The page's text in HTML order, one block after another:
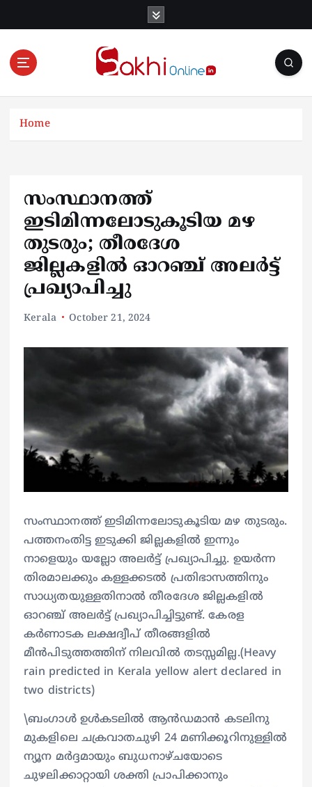
Online News Portal
Home
സംസ്ഥാനത്ത്
ഇടിമിന്നലോടുകൂടിയ മഴ
തുടരും; തീരദേശ
ജില്ലകളിൽ ഓറഞ്ച് അലർട്ട്
പ്രഖ്യാപിച്ചു
Kerala October 21, 2024
സംസ്ഥാനത്ത് ഇടിമിന്നലോടുകൂടിയ മഴ തുടരും.
പത്തനംതിട്ട ഇടുക്കി ജില്ലകളിൽ ഇന്നും
നാളെയും യല്ലോ അലർട്ട് പ്രഖ്യാപിച്ചു. ഉയർന്ന
തിരമാലക്കും കള്ളക്കടൽ പ്രതിഭാസത്തിനും
സാധ്യതയുള്ളതിനാൽ തീരദേശ ജില്ലകളിൽ
ഓറഞ്ച് അലർട്ട് പ്രഖ്യാപിച്ചിട്ടുണ്ട്. കേരള
കർണാടക ലക്ഷദ്വീപ് തീരങ്ങളിൽ
മീൻപിടുത്തത്തിന് നിലവിൽ തടസ്സമില്ല.(Heavy
rain predicted in Kerala yellow alert declared in
two districts)
\ബംഗാൾ ഉൾകടലിൽ ആൻഡമാൻ കടലിനു
മുകളിലെ ചക്രവാതചുഴി 24 മണിക്കൂറിനുള്ളിൽ
ന്യൂന മർദ്ദമായും ബുധനാഴ്ചയോടെ
ചുഴലിക്കാറ്റായി ശക്തി പ്രാപിക്കാനും